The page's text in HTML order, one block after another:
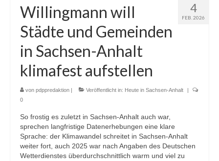
4
FEB. 2026
Willingmann will
Städte und Gemeinden
in Sachsen-Anhalt
klimafest aufstellen
von pdppredaktion | Veröffentlicht in: Heute in Sachsen-Anhalt
|
0
So frostig es zuletzt in Sachsen-Anhalt auch war,
sprechen langfristige Datenerhebungen eine klare
Sprache: der Klimawandel schreitet in Sachsen-Anhalt
weiter fort, auch 2025 war nach Angaben des Deutschen
Wetterdienstes überdurchschnittlich warm und viel zu